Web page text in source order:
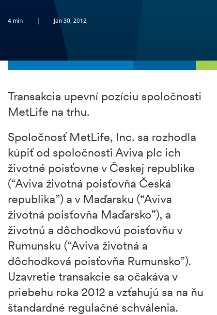
4 min | Jan 30, 2012
Transakcia upevní pozíciu spoločnosti
MetLife na trhu.
Spoločnosť MetLife, Inc. sa rozhodla
kúpiť od spoločnosti Aviva plc ich
životné poisťovne v Českej republike
(“Aviva životná poisťovňa Česká
republika”) a v Maďarsku (“Aviva
životná poisťovňa Maďarsko”), a
životnú a dôchodkovú poisťovňu v
Rumunsku (“Aviva životná a
dôchodková poisťovňa Rumunsko”).
Uzavretie transakcie sa očakáva v
priebehu roka 2012 a vzťahujú sa na ňu
štandardné regulačné schválenia.